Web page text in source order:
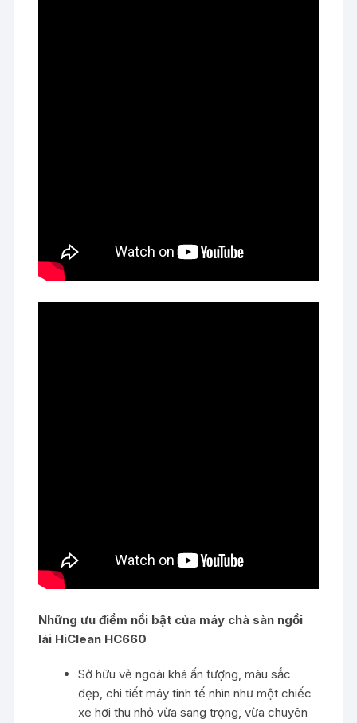
Những ưu điểm nổi bật của máy chà sàn ngồi
lái HiClean HC660
Sở hữu vẻ ngoài khá ấn tượng, màu sắc
đẹp, chi tiết máy tinh tế nhìn như một chiếc
xe hơi thu nhỏ vừa sang trọng, vừa chuyên